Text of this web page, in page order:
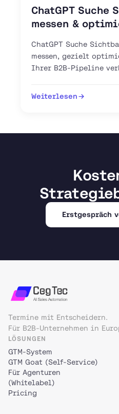
ChatGPT
messen &
ChatGPT Suche
messen, gezielt
Ihrer B2B-Pipeline
Weiterlesen
Erstgespräch
Termine mit Entscheidern.
Für B2B-Unternehmen in
LÖSUNGEN
GTM-System
GTM Goat (Self-Service)
Für Agenturen
(Whitelabel)
Pricing